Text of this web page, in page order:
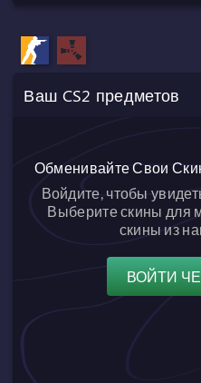
Ваш CS2 предметов
Обменивайте Свои
Войдите, чтобы
Выберите скины для
скины из
ВОЙТИ